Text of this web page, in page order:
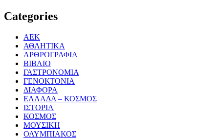
Categories
ΑΕΚ
ΑΘΛΗΤΙΚΑ
ΑΡΘΡΟΓΡΑΦΙΑ
ΒΙΒΛΙΟ
ΓΑΣΤΡΟΝΟΜΙΑ
ΓΕΝΟΚΤΟΝΙΑ
ΔΙΑΦΟΡΑ
ΕΛΛΑΔΑ – ΚΟΣΜΟΣ
ΙΣΤΟΡΙΑ
ΚΟΣΜΟΣ
ΜΟΥΣΙΚΗ
ΟΛΥΜΠΙΑΚΟΣ